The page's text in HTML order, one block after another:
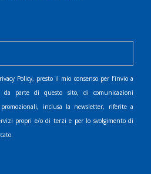
Policy, presto il mio consenso per l’invio a
da parte di questo sito, di comunicazioni
inclusa la newsletter, riferite a
propri e/o di terzi e per lo svolgimento di